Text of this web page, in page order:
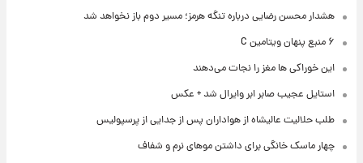
هشدار محسن رضایی درباره تنگه هرمز؛ مسیر دوم باز نخواهد شد
۶ منبع پنهان ویتامین C
این خوراکی ها مغز را نجات می‌دهند
استایل عجیب صابر ابر وایرال شد + عکس
طلب حلالیت عالیشاه از هواداران پس از جدایی از پرسپولیس
چهار ماسک خانگی برای داشتن موهای نرم و شفاف